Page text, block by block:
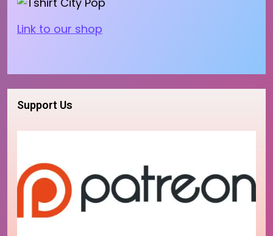
Link to our shop
Support Us